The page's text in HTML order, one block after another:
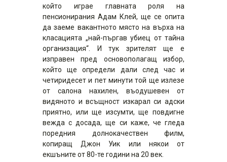
който играе главната роля на
пенсионирания Адам Клей, ще се опита
да заеме вакантното място на върха на
класацията „най-пъргав убиец от тайна
организация“. И тук зрителят ще е
изправен пред основополагащ избор,
който ще определи дали след час и
четиридесет и пет минути той ще излезе
от салона нахилен, въодушевен от
видяното и всъщност изкарал си адски
приятно, или ще изсумти, ще повдигне
вежда с досада, ще си каже, че гледа
поредния долнокачествен филм,
копиращ Джон Уик или някои от
екшъните от 80-те години на 20 век.